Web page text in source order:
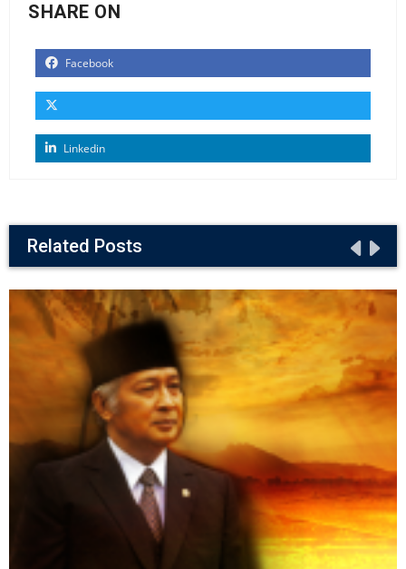
SHARE ON
Facebook
Linkedin
Related Posts